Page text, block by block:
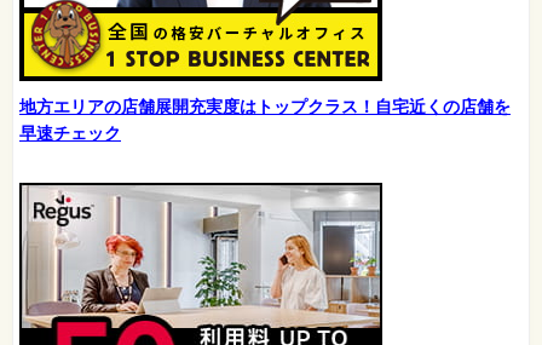
地方エリアの店舗展開充実度はトップクラス！自宅近くの店舗を
早速チェック